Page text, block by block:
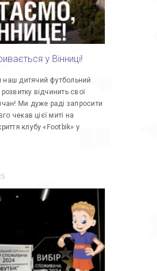
у Вінниці!
дитячий футбольний
відчинить свої
Ми дуже раді запросити
чекав цієї миті на
клубу «Footbik» у